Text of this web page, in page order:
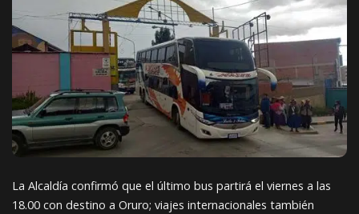
La Alcaldía confirmó que el último bus partirá el viernes a las
18.00 con destino a Oruro; viajes internacionales también